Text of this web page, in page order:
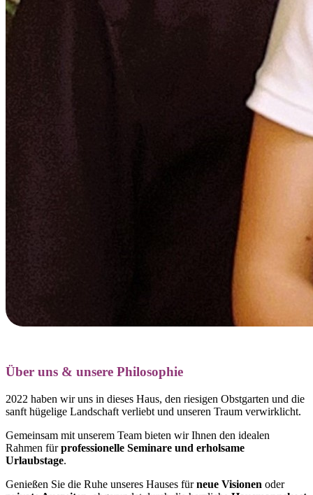
Über uns & unsere Philosophie
2022 haben wir uns in dieses Haus, den riesigen Obstgarten und die
sanft hügelige Landschaft verliebt und unseren Traum verwirklicht.
Gemeinsam mit unserem Team bieten wir Ihnen den idealen
Rahmen fürprofessionelle Seminare und erholsame
Urlaubstage.
Genießen Sie die Ruhe unseres Hauses fürneue Visionen oder